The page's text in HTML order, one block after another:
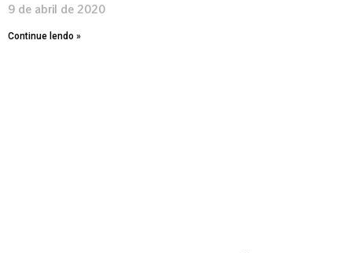
9 de abril de 2020
Continue lendo »